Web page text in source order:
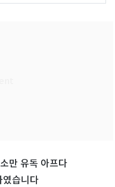
만 유독 아프다
습니다